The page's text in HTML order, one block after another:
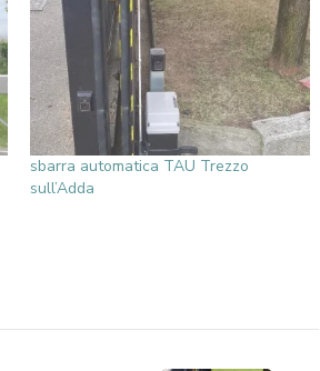
sbarra automatica TAU Trezzo
sull’Adda